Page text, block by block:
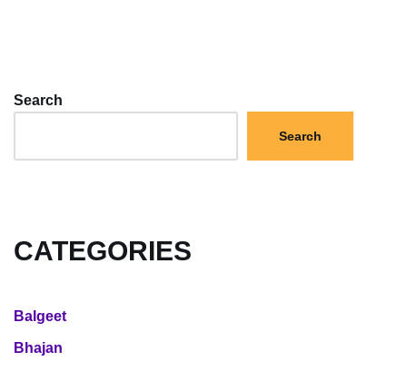
Search
Search
CATEGORIES
Balgeet
Bhajan